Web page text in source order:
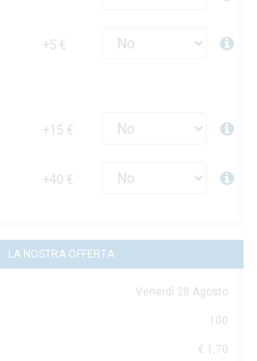
+5 €
+15 €
+40 €
LA NOSTRA OFFERTA
Venerdì 28 Agosto
100
€ 1,70